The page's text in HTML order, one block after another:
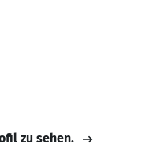
zu sehen.